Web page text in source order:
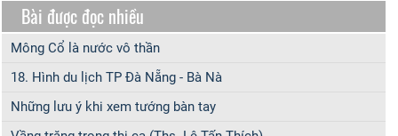
Bài được đọc nhiều
Mông Cổ là nước vô thần
18. Hình du lịch TP Đà Nẵng - Bà Nà
Những lưu ý khi xem tướng bàn tay